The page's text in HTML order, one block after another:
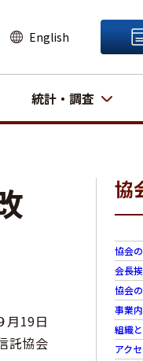
English
統計・調査
月19日
託協会
協
協会
会長
協会
事業
組織
アク